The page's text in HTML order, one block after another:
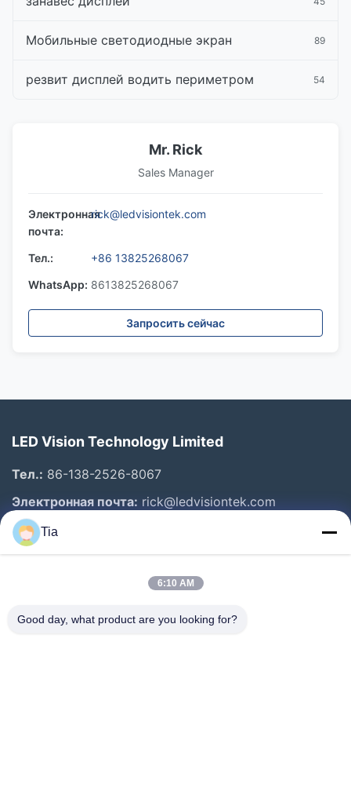
Мобильные светодиодные экран 89
резвит дисплей водить периметром 54
Mr. Rick
Sales Manager
Электронная
почта:
rick@ledvisiontek.com
Тел.:
+86 13825268067
WhatsApp: 8613825268067
Запросить сейчас
LED Vision Technology Limited
Тел.: 86-138-2526-8067
Электронная почта: rick@ledvisiontek.com
Быстрые Ссылки
Продукты
Tia
6:10 AM
Good day, what product are you looking for?